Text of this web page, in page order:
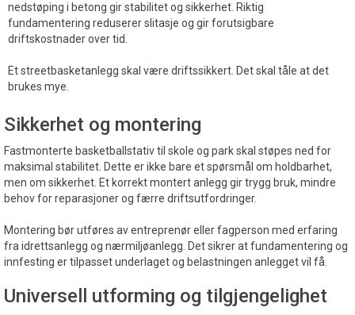
nedstøping i betong gir stabilitet og sikkerhet. Riktig
fundamentering reduserer slitasje og gir forutsigbare
driftskostnader over tid.
Et streetbasketanlegg skal være driftssikkert. Det skal tåle at det
brukes mye.
Sikkerhet og montering
Fastmonterte basketballstativ til skole og park skal støpes ned for
maksimal stabilitet. Dette er ikke bare et spørsmål om holdbarhet,
men om sikkerhet. Et korrekt montert anlegg gir trygg bruk, mindre
behov for reparasjoner og færre driftsutfordringer.
Montering bør utføres av entreprenør eller fagperson med erfaring
fra idrettsanlegg og nærmiljøanlegg. Det sikrer at fundamentering og
innfesting er tilpasset underlaget og belastningen anlegget vil få.
Universell utforming og tilgjengelighet